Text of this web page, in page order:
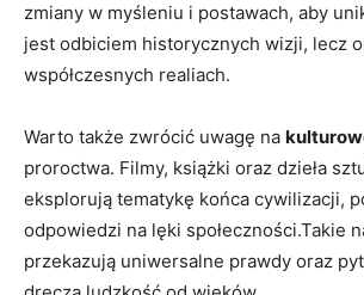
zmiany w myśleniu i postawach, aby
jest odbiciem historycznych wizji, lecz
współczesnych realiach.
Warto także zwrócić uwagę na
proroctwa. Filmy, książki oraz dzieła
eksplorują tematykę końca cywilizacji,
odpowiedzi na lęki społeczności.Takie
przekazują uniwersalne prawdy oraz